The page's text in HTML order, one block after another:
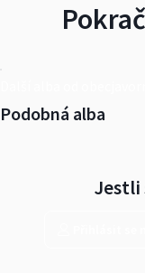
Podobná alba
Jestli